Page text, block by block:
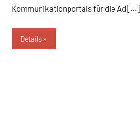
Kommunikationportals für die Ad […]
Details